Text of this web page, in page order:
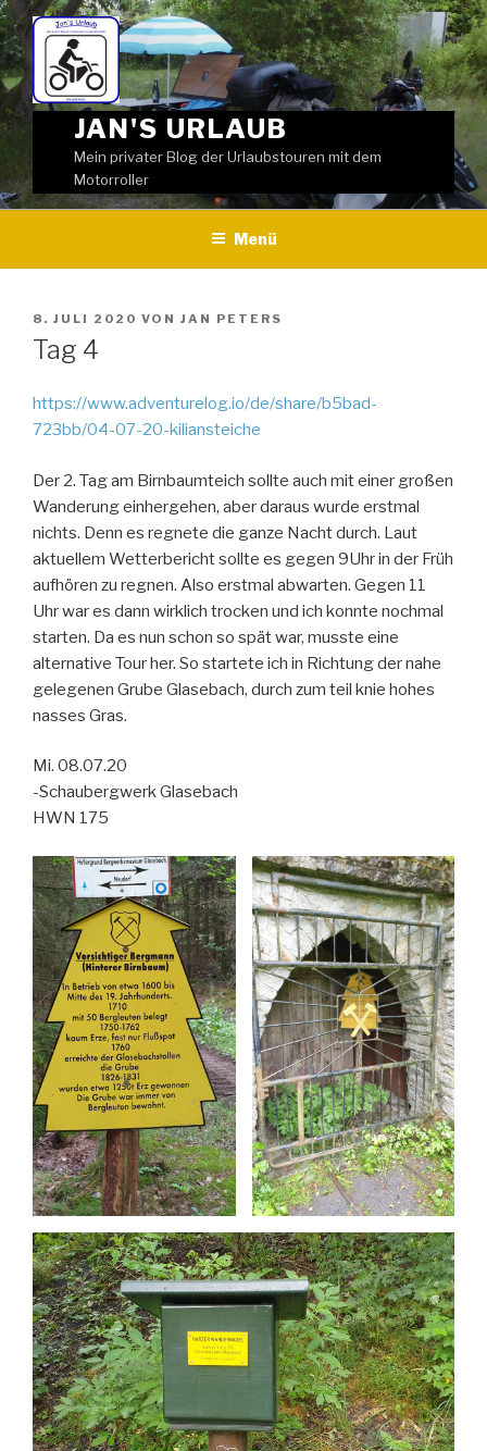
Weiter
zum
Inhalt
JAN'S URLAUB
Mein privater Blog der Urlaubstouren mit dem
Motorroller
Menü
VERÖFFENTLICHT
AM
8. JULI 2020 VON JAN PETERS
Tag 4
https://www.adventurelog.io/de/share/b5bad-
723bb/04-07-20-kiliansteiche
Der 2. Tag am Birnbaumteich sollte auch mit einer großen
Wanderung einhergehen, aber daraus wurde erstmal
nichts. Denn es regnete die ganze Nacht durch. Laut
aktuellem Wetterbericht sollte es gegen 9Uhr in der Früh
aufhören zu regnen. Also erstmal abwarten. Gegen 11
Uhr war es dann wirklich trocken und ich konnte nochmal
starten. Da es nun schon so spät war, musste eine
alternative Tour her. So startete ich in Richtung der nahe
gelegenen Grube Glasebach, durch zum teil knie hohes
nasses Gras.
Mi. 08.07.20
-Schaubergwerk Glasebach
HWN 175